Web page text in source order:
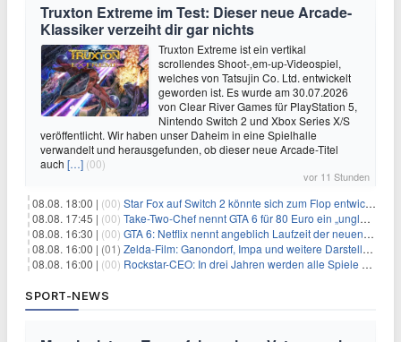
Truxton Extreme im Test: Dieser neue Arcade-
Klassiker verzeiht dir gar nichts
Truxton Extreme ist ein vertikal
scrollendes Shoot-‚em-up-Videospiel,
welches von Tatsujin Co. Ltd. entwickelt
geworden ist. Es wurde am 30.07.2026
von Clear River Games für PlayStation 5,
Nintendo Switch 2 und Xbox Series X/S
veröffentlicht. Wir haben unser Daheim in eine Spielhalle
verwandelt und herausgefunden, ob dieser neue Arcade-Titel
auch […] (00)
vor 11 Stunden
08.08. 18:00 | (00) Star Fox auf Switch 2 könnte sich zum Flop entwickeln
08.08. 17:45 | (00) Take-Two-Chef nennt GTA 6 für 80 Euro ein „unglaubliches Schnäppchen“
08.08. 16:30 | (00) GTA 6: Netflix nennt angeblich Laufzeit der neuen Gameplay-Präsentation
08.08. 16:00 | (01) Zelda-Film: Ganondorf, Impa und weitere Darsteller sollen feststehen
08.08. 16:00 | (00) Rockstar-CEO: In drei Jahren werden alle Spiele gestreamt
SPORT-NEWS